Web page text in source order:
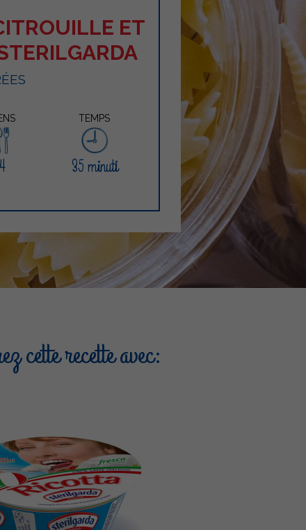
ET
TEMPS
4 35 minuti
cette recette avec: